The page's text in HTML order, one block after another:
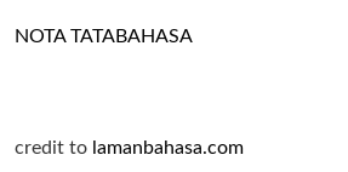
NOTA TATABAHASA
credit to lamanbahasa.com